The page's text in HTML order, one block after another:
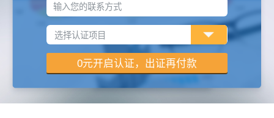
输入您的联系方式